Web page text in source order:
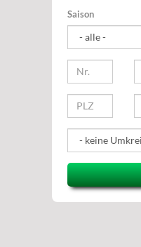
Saison